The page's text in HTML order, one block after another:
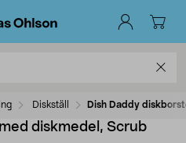
Diskställ Dish Daddy
diskmedel, Scrub